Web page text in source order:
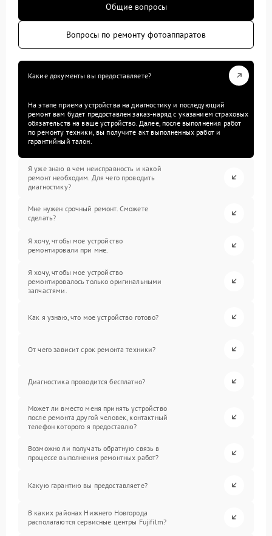
Общие вопросы
Вопросы по ремонту фотоаппаратов
Какие документы вы предоставляете?
На этапе приема устройства на диагностику и последующий
ремонт вам будет предоставлен заказ-наряд с указанием страховых
обязательств на ваше устройство. Далее, после выполнения работ
по ремонту техники, вы получите акт выполненных работ и
гарантийный талон.
Я уже знаю в чем неисправность и какой
ремонт необходим. Для чего проводить
диагностику?
Мне нужен срочный ремонт. Сможете
сделать?
Я хочу, чтобы мое устройство
ремонтировали при мне.
Я хочу, чтобы мое устройство
ремонтировалось только оригинальными
запчастями.
Как я узнаю, что мое устройство готово?
От чего зависит срок ремонта техники?
Диагностика проводится бесплатно?
Может ли вместо меня принять устройство
после ремонта другой человек, контактный
телефон которого я предоставлю?
Возможно ли получать обратную связь в
процессе выполнения ремонтных работ?
Какую гарантию вы предоставляете?
В каких районах Нижнего Новгорода
располагаются сервисные центры Fujifilm?